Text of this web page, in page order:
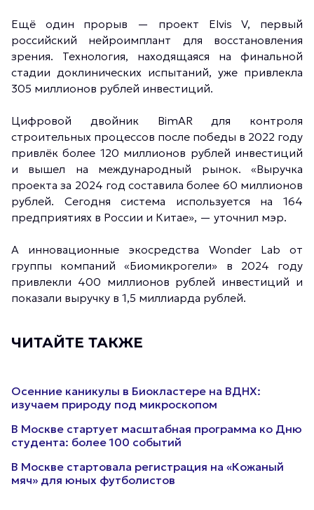
Ещё один прорыв — проект Elvis V, первый
российский нейроимплант для восстановления
зрения. Технология, находящаяся на финальной
стадии доклинических испытаний, уже привлекла
305 миллионов рублей инвестиций.
Цифровой двойник BimAR для контроля
строительных процессов после победы в 2022 году
привлёк более 120 миллионов рублей инвестиций
и вышел на международный рынок. «Выручка
проекта за 2024 год составила более 60 миллионов
рублей. Сегодня система используется на 164
предприятиях в России и Китае», — уточнил мэр.
А инновационные экосредства Wonder Lab от
группы компаний «Биомикрогели» в 2024 году
привлекли 400 миллионов рублей инвестиций и
показали выручку в 1,5 миллиарда рублей.
ЧИТАЙТЕ ТАКЖЕ
Осенние каникулы в Биокластере на ВДНХ:
изучаем природу под микроскопом
В Москве стартует масштабная программа ко Дню
студента: более 100 событий
В Москве стартовала регистрация на «Кожаный
мяч» для юных футболистов